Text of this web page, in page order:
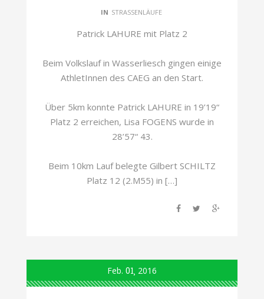
IN STRASSENLÄUFE
Patrick LAHURE mit Platz 2
Beim Volkslauf in Wasserliesch gingen einige
AthletInnen des CAEG an den Start.
Über 5km konnte Patrick LAHURE in 19’19“
Platz 2 erreichen, Lisa FOGENS wurde in
28’57“ 43.
Beim 10km Lauf belegte Gilbert SCHILTZ
Platz 12 (2.M55) in […]
Feb. 01 2016